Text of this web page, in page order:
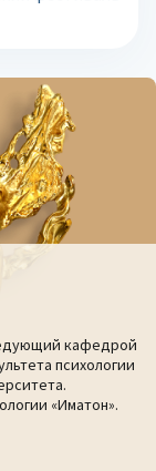
кафедрой
психологии
«Иматон».